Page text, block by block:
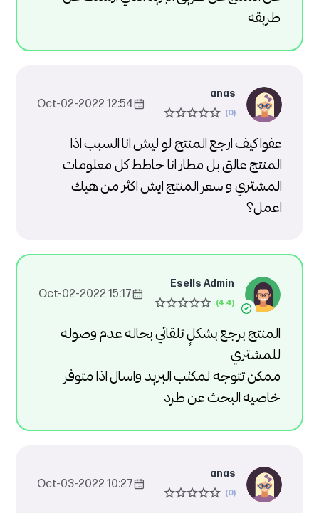
طريقه
anas
12:54 2022-Oct-02
عفوا كيف ارجع المنتج لو ليش انا السبب اذا
المنتج عالق بل مطار انا حاطط كل معلومات
المشتري و سعر المنتج ايش اكثر من هيك
اعمل؟
Esells Admin
15:17 2022-Oct-02
المنتج برجع بشكلٍ تلقائي بحاله عدم وصوله
للمشتري
ممكن تتوجه لمكتب البريد واسال اذا متوفر
خاصيه البحث عن طرد
anas
10:27 2022-Oct-03